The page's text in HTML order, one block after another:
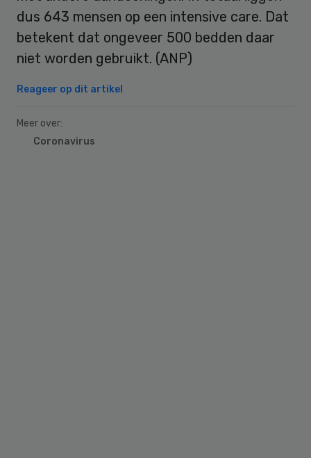
dus 643 mensen op een intensive care. Dat
betekent dat ongeveer 500 bedden daar
niet worden gebruikt. (ANP)
Reageer op dit artikel
Meer over:
Coronavirus